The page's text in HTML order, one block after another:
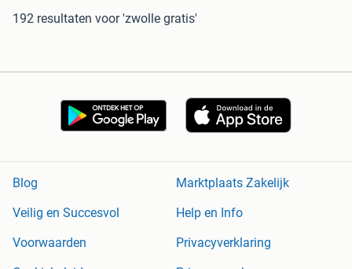
192 resultaten voor 'zwolle gratis'
Blog
Marktplaats Zakelijk
Veilig en Succesvol
Help en Info
Voorwaarden
Privacyverklaring